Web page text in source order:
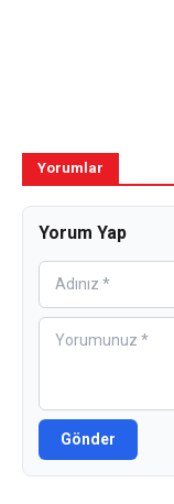
Yorumlar
Yorum Yap
Gönder